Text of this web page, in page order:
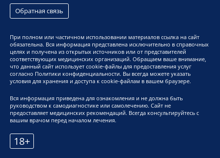
Обратная связь
При полном или частичном использовании материалов ссылка на сайт
обязательна. Вся информация представлена исключительно в справочных
целях и получена из открытых источников или от представителей
соответствующих медицинских организаций. Обращаем ваше внимание,
что данный сайт использует cookie-файлы для предоставления услуг
согласно Политики конфиденциальности. Вы всегда можете указать
условия для хранения и доступа к cookie-файлам в вашем браузере.
Вся информация приведена для ознакомления и не должна быть
руководством к самодиагностике или самолечению. Сайт не
предоставляет медицинских рекомендаций. Всегда консультируйтесь с
вашим врачом перед началом лечения.
18+